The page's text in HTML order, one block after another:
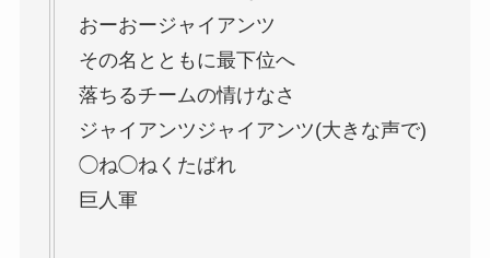
おーおージャイアンツ
その名とともに最下位へ
落ちるチームの情けなさ
ジャイアンツジャイアンツ(大きな声で)
◯ね◯ねくたばれ
巨人軍